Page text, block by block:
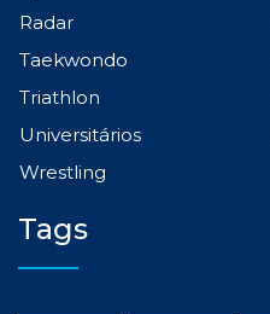
Radar
Taekwondo
Triathlon
Universitários
Wrestling
Tags